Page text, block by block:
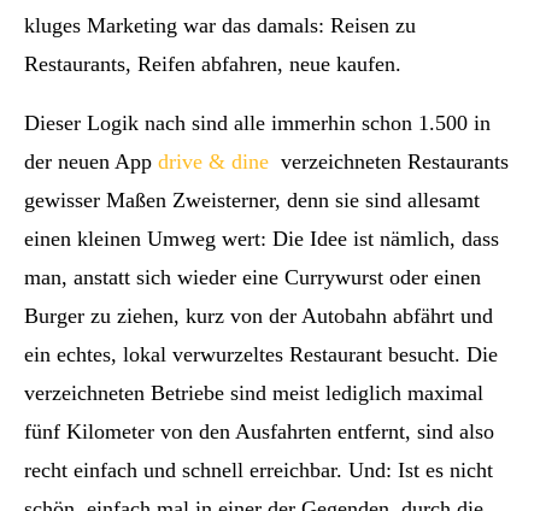
kluges Marketing war das damals: Reisen zu
Restaurants, Reifen abfahren, neue kaufen.
Dieser Logik nach sind alle immerhin schon 1.500 in
der neuen App drive & dine verzeichneten Restaurants
gewisser Maßen Zweisterner, denn sie sind allesamt
einen kleinen Umweg wert: Die Idee ist nämlich, dass
man, anstatt sich wieder eine Currywurst oder einen
Burger zu ziehen, kurz von der Autobahn abfährt und
ein echtes, lokal verwurzeltes Restaurant besucht. Die
verzeichneten Betriebe sind meist lediglich maximal
fünf Kilometer von den Ausfahrten entfernt, sind also
recht einfach und schnell erreichbar. Und: Ist es nicht